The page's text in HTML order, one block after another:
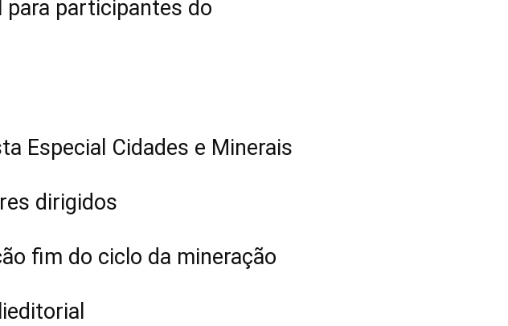
para participantes do
Especial Cidades e Minerais
dirigidos
fim do ciclo da mineração